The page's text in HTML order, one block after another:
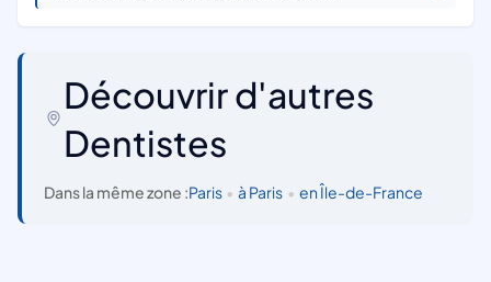
Découvrir d'autres
Dentistes
Dans la même zone :Paris • à Paris • en Île-de-France